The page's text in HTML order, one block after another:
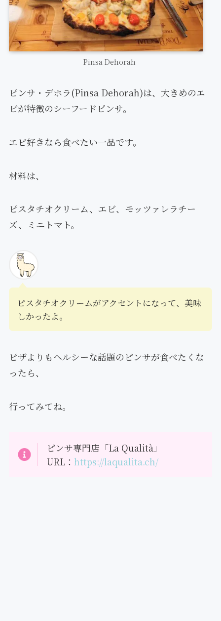
Pinsa Dehorah
ピンサ・デホラ(Pinsa Dehorah)は、大きめのエ
ビが特徴のシーフードピンサ。
エビ好きなら食べたい一品です。
材料は、
ピスタチオクリーム、エビ、モッツァレラチー
ズ、ミニトマト。
ピスタチオクリームがアクセントになって、美味
しかったよ。
ピザよりもヘルシーな話題のピンサが食べたくな
ったら、
行ってみてね。
ピンサ専門店「La Qualità」
URL：https://laqualita.ch/